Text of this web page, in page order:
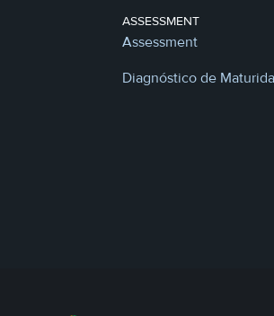
ASSESSMENT
Assessment
Diagnóstico de